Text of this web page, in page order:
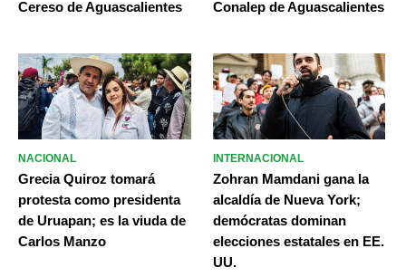
Cereso de Aguascalientes
Conalep de Aguascalientes
NACIONAL
Grecia Quiroz tomará
protesta como presidenta
de Uruapan; es la viuda de
Carlos Manzo
INTERNACIONAL
Zohran Mamdani gana la
alcaldía de Nueva York;
demócratas dominan
elecciones estatales en EE.
UU.